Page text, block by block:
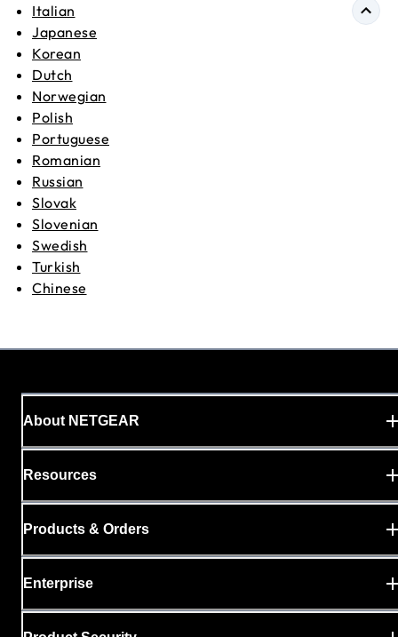
Italian
Japanese
Korean
Dutch
Norwegian
Polish
Portuguese
Romanian
Russian
Slovak
Slovenian
Swedish
Turkish
Chinese
About NETGEAR
Resources
Products & Orders
Enterprise